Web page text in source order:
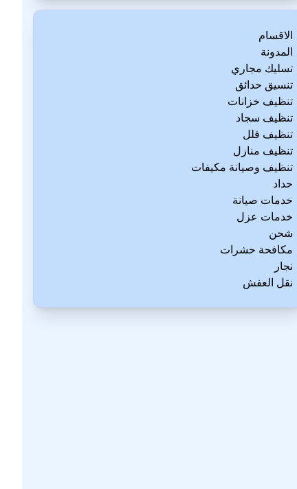
الاقسام
المدونة
تسليك مجاري
تنسيق حدائق
تنظيف خزانات
تنظيف سجاد
تنظيف فلل
تنظيف منازل
تنظيف وصيانة مكيفات
حداد
خدمات صيانة
خدمات عزل
شحن
مكافحة حشرات
نجار
نقل العفش